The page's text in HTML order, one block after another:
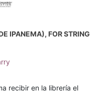
IPANEMA), FOR STRING
recibir en la librería el